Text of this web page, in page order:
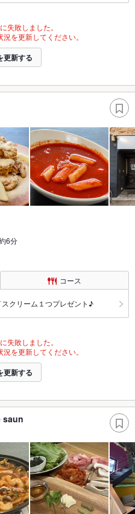
失敗しました。
を更新してください。
更新する
6分
コース
スクリーム１つプレゼント♪
失敗しました。
を更新してください。
更新する
saun